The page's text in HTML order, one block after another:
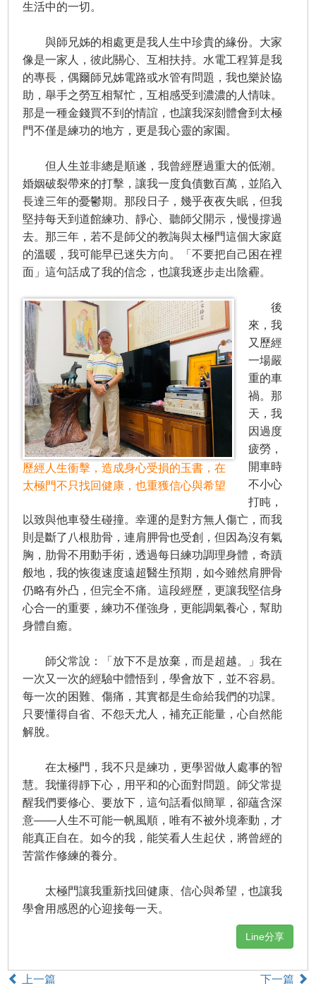
生活中的一切。
與師兄姊的相處更是我人生中珍貴的緣份。大家
像是一家人，彼此關心、互相扶持。水電工程算是我
的專長，偶爾師兄姊電路或水管有問題，我也樂於協
助，舉手之勞互相幫忙，互相感受到濃濃的人情味。
那是一種金錢買不到的情誼，也讓我深刻體會到太極
門不僅是練功的地方，更是我心靈的家園。
但人生並非總是順遂，我曾經歷過重大的低潮。
婚姻破裂帶來的打擊，讓我一度負債數百萬，並陷入
長達三年的憂鬱期。那段日子，幾乎夜夜失眠，但我
堅持每天到道館練功、靜心、聽師父開示，慢慢撐過
去。那三年，若不是師父的教誨與太極門這個大家庭
的溫暖，我可能早已迷失方向。「不要把自己困在裡
面」這句話成了我的信念，也讓我逐步走出陰霾。
歷經人生衝擊，造成身心受損的玉書，在
太極門不只找回健康，也重獲信心與希望
後
來，我
又歷經
一場嚴
重的車
禍。那
天，我
因過度
疲勞，
開車時
不小心
打盹，
以致與他車發生碰撞。幸運的是對方無人傷亡，而我
則是斷了八根肋骨，連肩胛骨也受創，但因為沒有氣
胸，肋骨不用動手術，透過每日練功調理身體，奇蹟
般地，我的恢復速度遠超醫生預期，如今雖然肩胛骨
仍略有外凸，但完全不痛。這段經歷，更讓我堅信身
心合一的重要，練功不僅強身，更能調氣養心，幫助
身體自癒。
師父常說：「放下不是放棄，而是超越。」我在
一次又一次的經驗中體悟到，學會放下，並不容易。
每一次的困難、傷痛，其實都是生命給我們的功課。
只要懂得自省、不怨天尤人，補充正能量，心自然能
解脫。
在太極門，我不只是練功，更學習做人處事的智
慧。我懂得靜下心，用平和的心面對問題。師父常提
醒我們要修心、要放下，這句話看似簡單，卻蘊含深
意——人生不可能一帆風順，唯有不被外境牽動，才
能真正自在。如今的我，能笑看人生起伏，將曾經的
苦當作修練的養分。
太極門讓我重新找回健康、信心與希望，也讓我
學會用感恩的心迎接每一天。
Line分享
上一篇 下一篇